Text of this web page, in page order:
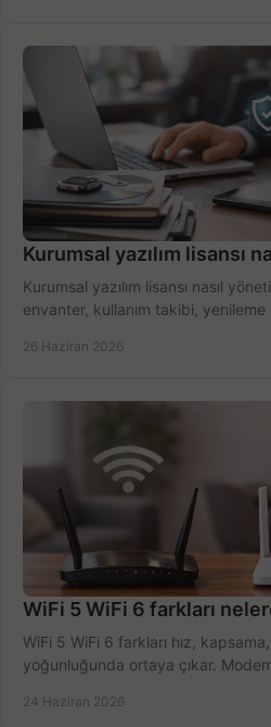
Kurumsal yazılım lisansı
Kurumsal yazılım lisansı nasıl
envanter, kullanım takibi,
26 Haziran 2026
WiFi 5 WiFi 6 farkları
WiFi 5 WiFi 6 farkları hız,
yoğunluğunda ortaya çıkar.
24 Haziran 2026